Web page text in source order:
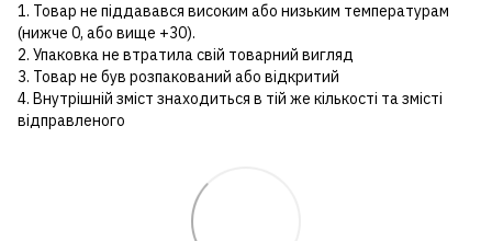
1. Товар не піддавався високим або низьким температурам
(нижче 0, або вище +30).
2. Упаковка не втратила свій товарний вигляд
3. Товар не був розпакований або відкритий
4. Внутрішній зміст знаходиться в тій же кількості та змісті
відправленого